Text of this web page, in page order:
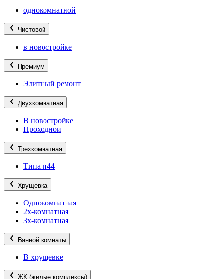
однокомнатной
Чистовой
в новостройке
Премиум
Элитный ремонт
Двухкомнатная
В новостройке
Проходной
Трехкомнатная
Типа п44
Хрущевка
Однокомнатная
2х-комнатная
3х-комнатная
Ванной комнаты
В хрущевке
ЖК (жилые комплексы)